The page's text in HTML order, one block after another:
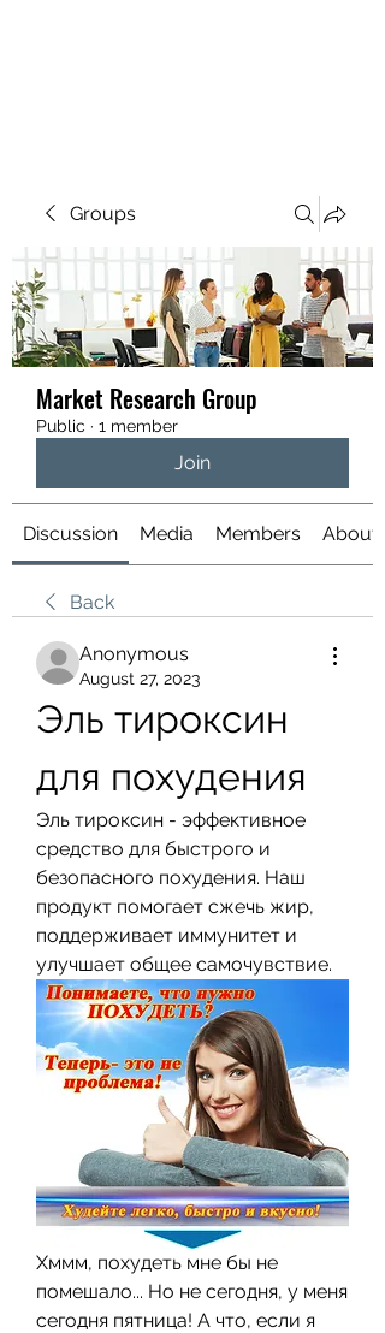
Groups
Market Research Group
Public · 1 member
Join
Discussion Media Members About
Back
Anonymous
August 27, 2023
Эль тироксин
для похудения
Эль тироксин - эффективное
средство для быстрого и
безопасного похудения. Наш
продукт помогает сжечь жир,
поддерживает иммунитет и
улучшает общее самочувствие.
Хммм, похудеть мне бы не
помешало... Но не сегодня, у меня
сегодня пятница! А что, если я